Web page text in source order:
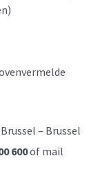
Brussel – Brussel
600of mail